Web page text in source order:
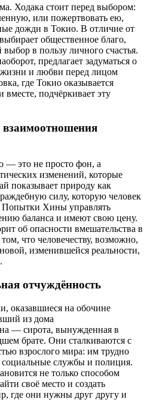
Ходака стоит перед выбором:
или пожертвовать ею,
дожди в Токио. В отличие от
общественное благо,
в пользу личного счастья.
предлагает задуматься о
и любви перед лицом
где Токио оказывается
вместе, подчёркивает эту
— это не просто фон, а
изменений, которые
показывает природу как
силу, которую человек
Попытки Хины управлять
баланса и имеют свою цену.
об опасности вмешательства в
что человечеству, возможно,
изменившейся реальности,
отчуждённость
оказавшиеся на обочине
из дома
— сирота, вынужденная в
брате. Они сталкиваются с
взрослого мира: им трудно
службы и полиция.
не только способом
своё место и создать
где они нужны друг другу и